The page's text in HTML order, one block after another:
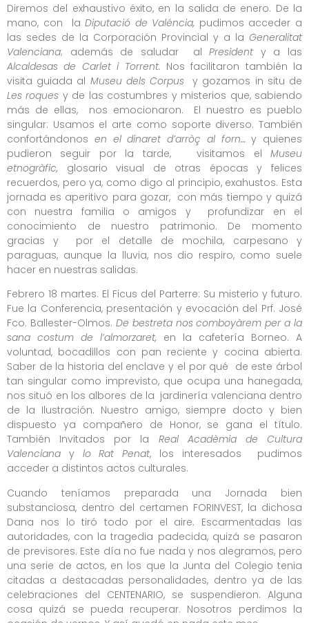
Diremos del exhaustivo éxito, en la salida de enero. De la
mano, con laDiputació de Valéncia, pudimos acceder a
las sedes de la Corporación Provincial y a la Generalitat
Valenciana; además de saludar alPresident y a las
Alcaldesas de Carlet i Torrent. Nos facilitaron también la
visita guiada al Museu dels Corpus y gozamos in situ de
Les roques y de las costumbres y misterios que, sabiendo
más de ellas, nos emocionaron. El nuestro es pueblo
singular: Usamos el arte como soporte diverso. También
confortándonos en el dinaret d’arròç al forn…y quienes
pudieron seguir por la tarde, visitamos el Museu
etnogràfic, glosario visual de otras épocas y felices
recuerdos, pero ya, como digo al principio, exahustos. Esta
jornada es aperitivo para gozar, con más tiempo y quizá
con nuestra familia o amigos y profundizar en el
conocimiento de nuestro patrimonio. De momento
gracias y por el detalle de mochila, carpesano y
paraguas, aunque la lluvia, nos dio respiro, como suele
hacer en nuestras salidas.
Febrero 18 martes. El Ficus del Parterre: Su misterio y futuro.
Fue la Conferencia, presentación y evocación del Prf. José
Fco. Ballester-Olmos. De bestreta nos comboyàrem per a la
sana costum de l’almorzaret, en la cafetería Borneo. A
voluntad, bocadillos con pan reciente y cocina abierta.
Saber de la historia del enclave y el por qué de este árbol
tan singular como imprevisto, que ocupa una hanegada,
nos situó en los albores de la jardinería valenciana dentro
de la Ilustración. Nuestro amigo, siempre docto y bien
dispuesto ya compañero de Honor, se gana el título.
También Invitados por la Real Acadèmia de Cultura
Valenciana ylo Rat Penat, los interesados pudimos
acceder a distintos actos culturales.
Cuando teníamos preparada una Jornada bien
substanciosa, dentro del certamen FORINVEST, la dichosa
Dana nos lo tiró todo por el aire. Escarmentadas las
autoridades, con la tragedia padecida, quizá se pasaron
de previsores. Este día no fue nada y nos alegramos, pero
una serie de actos, en los que la Junta del Colegio tenia
citadas a destacadas personalidades, dentro ya de las
celebraciones del CENTENARIO, se suspendieron. Alguna
cosa quizá se pueda recuperar. Nosotros perdimos la